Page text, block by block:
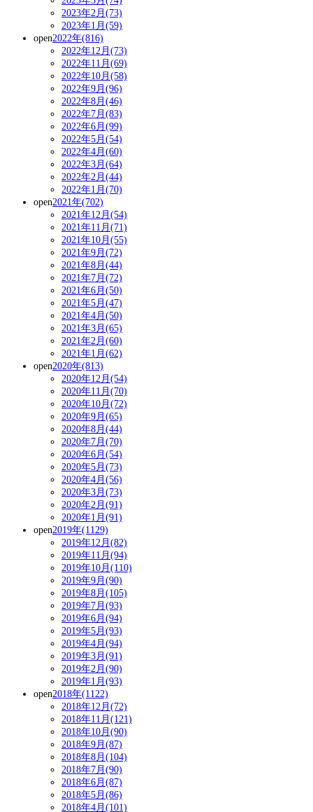
2023年2月(73)
2023年1月(59)
open2022年(816)
2022年12月(73)
2022年11月(69)
2022年10月(58)
2022年9月(96)
2022年8月(46)
2022年7月(83)
2022年6月(99)
2022年5月(54)
2022年4月(60)
2022年3月(64)
2022年2月(44)
2022年1月(70)
open2021年(702)
2021年12月(54)
2021年11月(71)
2021年10月(55)
2021年9月(72)
2021年8月(44)
2021年7月(72)
2021年6月(50)
2021年5月(47)
2021年4月(50)
2021年3月(65)
2021年2月(60)
2021年1月(62)
open2020年(813)
2020年12月(54)
2020年11月(70)
2020年10月(72)
2020年9月(65)
2020年8月(44)
2020年7月(70)
2020年6月(54)
2020年5月(73)
2020年4月(56)
2020年3月(73)
2020年2月(91)
2020年1月(91)
open2019年(1129)
2019年12月(82)
2019年11月(94)
2019年10月(110)
2019年9月(90)
2019年8月(105)
2019年7月(93)
2019年6月(94)
2019年5月(93)
2019年4月(94)
2019年3月(91)
2019年2月(90)
2019年1月(93)
open2018年(1122)
2018年12月(72)
2018年11月(121)
2018年10月(90)
2018年9月(87)
2018年8月(104)
2018年7月(90)
2018年6月(87)
2018年5月(86)
2018年4月(101)